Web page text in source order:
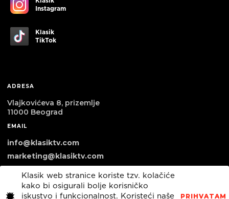
Instagram
Klasik
TikTok
ADRESA
Vlajkovićeva 8, prizemlje
11000 Beograd
EMAIL
info@klasiktv.com
marketing@klasiktv.com
Klasik web stranice koriste tzv. kolačiće
kako bi osigurali bolje korisničko
iskustvo i funkcionalnost. Koristeći naše
PRIHVATAM